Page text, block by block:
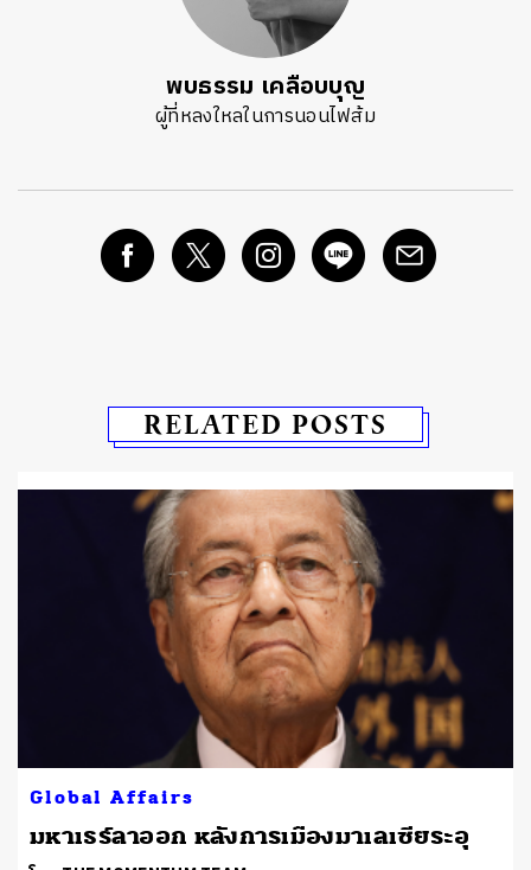
พบธรรม เคลือบบุญ
ผู้ที่หลงใหลในการนอนไฟส้ม
RELATED POSTS
Global Affairs
มหาเธร์ลาออก หลังการเมืองมาเลเซียระอุ